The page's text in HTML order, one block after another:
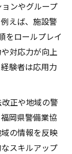
ンやグループ
えば、施設警
をロールプレイ
対応力が向上
験者は応用力
正や地域の警
岡県警備業協
の情報を反映
スキルアップ